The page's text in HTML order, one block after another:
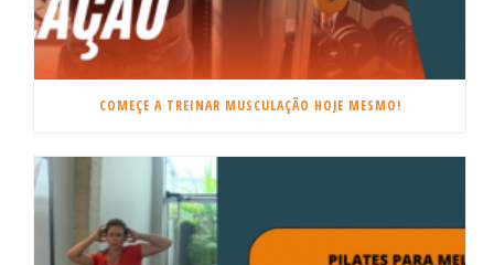
COMEÇE A TREINAR MUSCULAÇÃO HOJE MESMO!